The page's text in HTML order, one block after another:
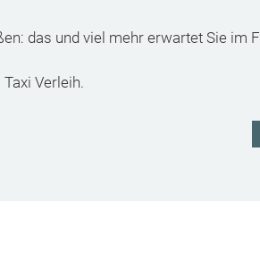
das und viel mehr erwartet Sie im
Verleih.